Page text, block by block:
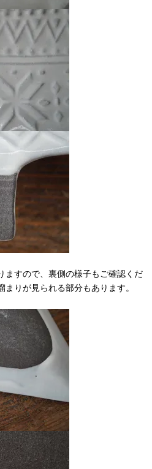
ますので、裏側の様子もご確認くだ
りが見られる部分もあります。